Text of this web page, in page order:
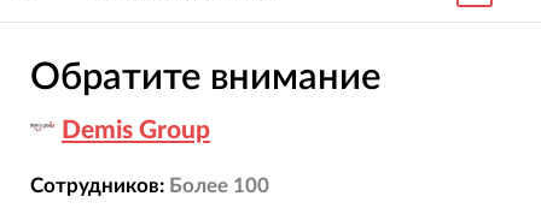
Обратите внимание
Demis Group
Сотрудников: Более 100